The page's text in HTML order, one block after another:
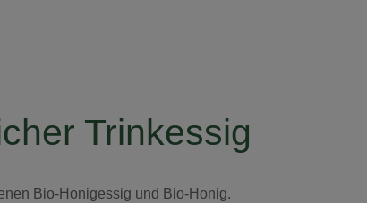
Trinkessig
Bio-Honigessig und Bio-Honig.